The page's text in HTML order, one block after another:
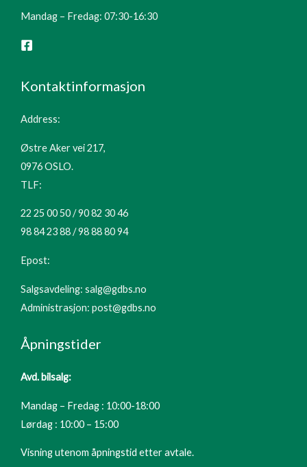
Mandag – Fredag: 07:30-16:30
Kontaktinformasjon
Address:
Østre Aker vei 217,
0976 OSLO.
TLF:
22 25 00 50 / 90 82 30 46
98 84 23 88 / 98 88 80 94
Epost:
Salgsavdeling: salg@gdbs.no
Administrasjon: post@gdbs.no
Åpningstider
Avd. bilsalg:
Mandag – Fredag : 10:00-18:00
Lørdag : 10:00 – 15:00
Visning utenom åpningstid etter avtale.